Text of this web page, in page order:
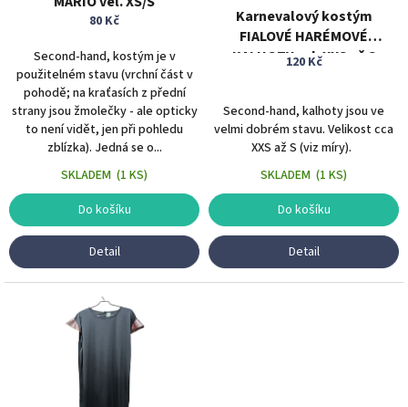
80 Kč
Second-hand, kostým je v
použitelném stavu (vrchní část v
pohodě; na kraťasích z přední
strany jsou žmolečky - ale opticky
to není vidět, jen při pohledu
zblízka). Jedná se o...
SKLADEM (1 KS)
Do košíku
Detail
Karnevalový kostým
FIALOVÉ HARÉMOVÉ
KALHOTY vel. XXS až S
120 Kč
Second-hand, kalhoty jsou ve
velmi dobrém stavu. Velikost cca
XXS až S (viz míry).
SKLADEM (1 KS)
Do košíku
Detail